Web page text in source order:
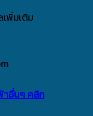
พิ่มเติม
าอื่นๆ คลิก